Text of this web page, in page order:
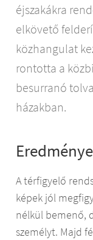
éjszakákra
elkövető
közhangulat
rontotta a
besurranó
házakban.
A térfigyelő
képek jól
nélkül bemenő,
személyt. Majd